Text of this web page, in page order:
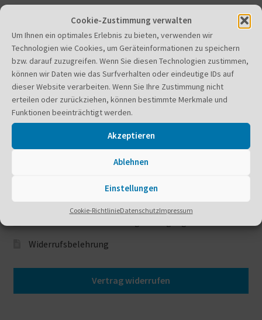
Cookie-Zustimmung verwalten
Um Ihnen ein optimales Erlebnis zu bieten, verwenden wir
Technologien wie Cookies, um Geräteinformationen zu speichern
bzw. darauf zuzugreifen. Wenn Sie diesen Technologien zustimmen,
können wir Daten wie das Surfverhalten oder eindeutige IDs auf
dieser Website verarbeiten. Wenn Sie Ihre Zustimmung nicht
erteilen oder zurückziehen, können bestimmte Merkmale und
Funktionen beeinträchtigt werden.
Akzeptieren
Ablehnen
Einstellungen
Cookie-RichtlinieDatenschutzImpressum
Navigation
Allgemeine Geschäftsbedingungen
Barrierefreiheit
Cookie-Richtlinie (EU)
Impressum
Widerrufsbelehrung
Vertrag widerrufen